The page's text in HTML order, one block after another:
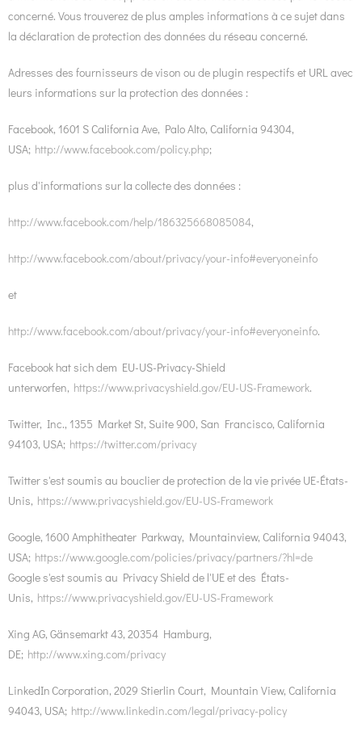
concerné. Vous trouverez de plus amples informations à ce sujet dans
la déclaration de protection des données du réseau concerné.
Adresses des fournisseurs de vison ou de plugin respectifs et URL avec
leurs informations sur la protection des données :
Facebook, 1601 S California Ave, Palo Alto, California 94304,
USA; http://www.facebook.com/policy.php;
plus d'informations sur la collecte des données :
http://www.facebook.com/help/186325668085084,
http://www.facebook.com/about/privacy/your-info#everyoneinfo
et
http://www.facebook.com/about/privacy/your-info#everyoneinfo.
Facebook hat sich dem EU-US-Privacy-Shield
unterworfen, https://www.privacyshield.gov/EU-US-Framework.
Twitter, Inc., 1355 Market St, Suite 900, San Francisco, California
94103, USA; https://twitter.com/privacy
Twitter s'est soumis au bouclier de protection de la vie privée UE-États-
Unis, https://www.privacyshield.gov/EU-US-Framework
Google, 1600 Amphitheater Parkway, Mountainview, California 94043,
USA; https://www.google.com/policies/privacy/partners/?hl=de
Google s'est soumis au Privacy Shield de l'UE et des États-
Unis, https://www.privacyshield.gov/EU-US-Framework
Xing AG, Gänsemarkt 43, 20354 Hamburg,
DE; http://www.xing.com/privacy
LinkedIn Corporation, 2029 Stierlin Court, Mountain View, California
94043, USA; http://www.linkedin.com/legal/privacy-policy